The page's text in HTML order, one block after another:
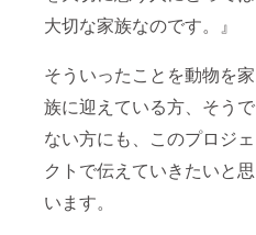
大切な家族なのです。』
そういったことを動物を家
族に迎えている方、そうで
ない方にも、このプロジェ
クトで伝えていきたいと思
います。